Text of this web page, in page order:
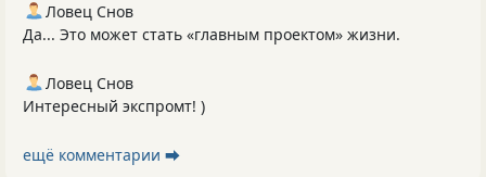
Ловец Снов
Да... Это может стать «главным проектом» жизни.
Ловец Снов
Интересный экспромт! )
ещё комментарии ⮕